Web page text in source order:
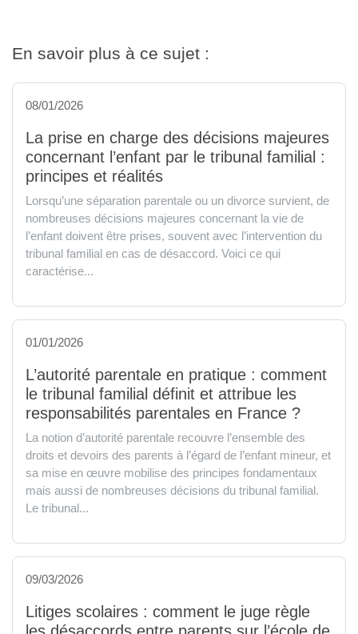
En savoir plus à ce sujet :
08/01/2026
La prise en charge des décisions majeures
concernant l’enfant par le tribunal familial :
principes et réalités
Lorsqu’une séparation parentale ou un divorce survient, de
nombreuses décisions majeures concernant la vie de
l’enfant doivent être prises, souvent avec l’intervention du
tribunal familial en cas de désaccord. Voici ce qui
caractérise...
01/01/2026
L’autorité parentale en pratique : comment
le tribunal familial définit et attribue les
responsabilités parentales en France ?
La notion d’autorité parentale recouvre l’ensemble des
droits et devoirs des parents à l’égard de l’enfant mineur, et
sa mise en œuvre mobilise des principes fondamentaux
mais aussi de nombreuses décisions du tribunal familial.
Le tribunal...
09/03/2026
Litiges scolaires : comment le juge règle